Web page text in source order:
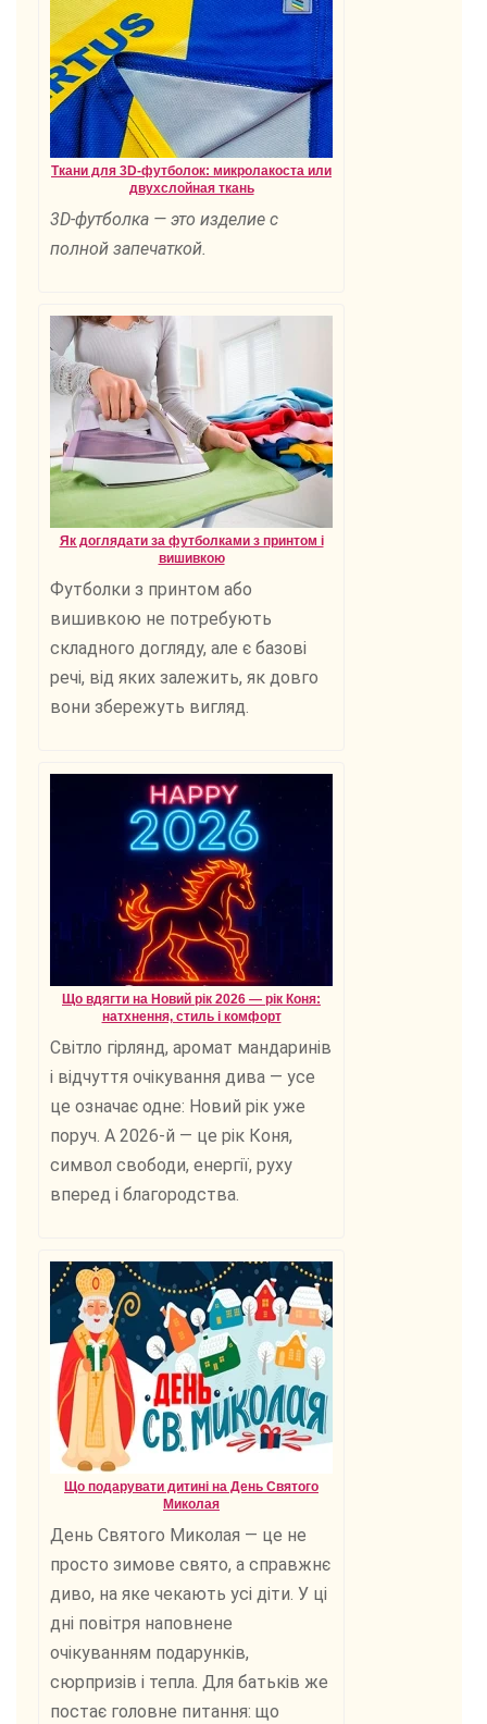
Ткани для 3D-футболок: микролакоста или
двухслойная ткань
3D-футболка — это изделие с
полной запечаткой.
Як доглядати за футболками з принтом і
вишивкою
Футболки з принтом або
вишивкою не потребують
складного догляду, але є базові
речі, від яких залежить, як довго
вони збережуть вигляд.
Що вдягти на Новий рік 2026 — рік Коня:
натхнення, стиль і комфорт
Світло гірлянд, аромат мандаринів
і відчуття очікування дива — усе
це означає одне: Новий рік уже
поруч. А 2026-й — це рік Коня,
символ свободи, енергії, руху
вперед і благородства.
Що подарувати дитині на День Святого
Миколая
День Святого Миколая — це не
просто зимове свято, а справжнє
диво, на яке чекають усі діти. У ці
дні повітря наповнене
очікуванням подарунків,
сюрпризів і тепла. Для батьків же
постає головне питання: що